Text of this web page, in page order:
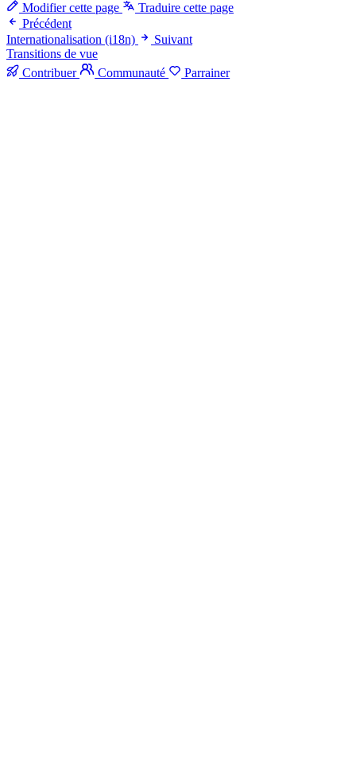
Modifier cette page
Traduire cette page
Précédent
Internationalisation (i18n)
Suivant
Transitions de vue
Contribuer
Communauté Parrainer